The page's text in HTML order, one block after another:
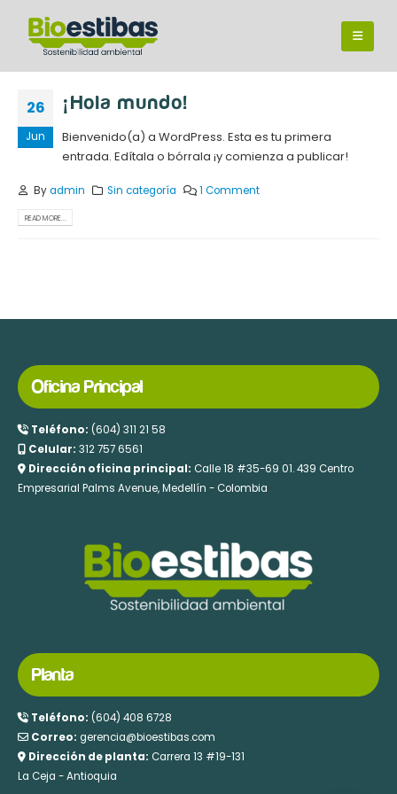
26
Jun
¡Hola mundo!
Bienvenido(a) a WordPress. Esta es tu primera
entrada. Edítala o bórrala ¡y comienza a publicar!
Byadmin Sin categoría 1 Comment
READ MORE...
Oficina Principal
Teléfono: (604) 311 21 58
Celular: 312 757 6561
Dirección oficina principal: Calle 18 #35-69 01. 439 Centro
Empresarial Palms Avenue, Medellín - Colombia
Planta
Teléfono: (604) 408 6728
Correo: gerencia@bioestibas.com
Dirección de planta: Carrera 13 #19-131
La Ceja - Antioquia